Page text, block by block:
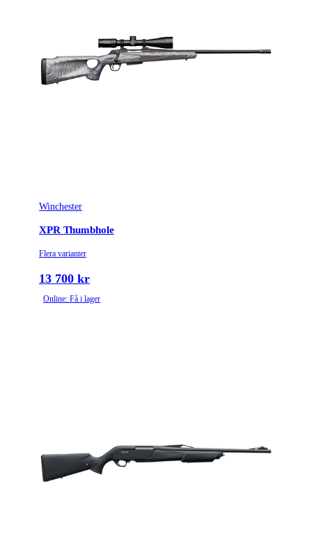
Winchester
XPR Thumbhole
Flera varianter
13 700 kr
Online: Få i lager